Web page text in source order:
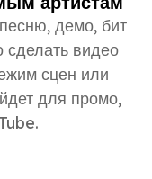
демо, бит
сделать видео
сцен или
для промо,